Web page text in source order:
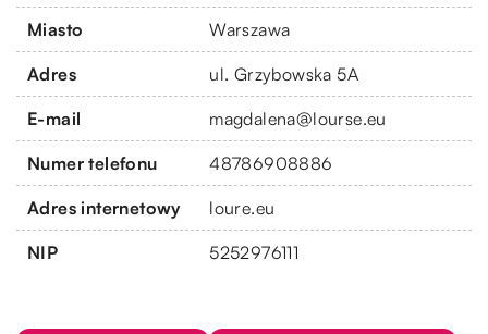
Miasto Warszawa
Adres ul. Grzybowska 5A
E-mail magdalena@lourse.eu
Numer telefonu 48786908886
Adres internetowy loure.eu
NIP 5252976111